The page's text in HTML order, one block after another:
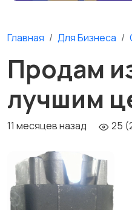
Главная Для Бизнеса
Продам
лучшим
11 месяцев назад 25